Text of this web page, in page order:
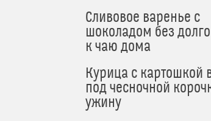
Сливовое варенье с
шоколадом без
к чаю дома
Курица с картошкой
под чесночной
ужину